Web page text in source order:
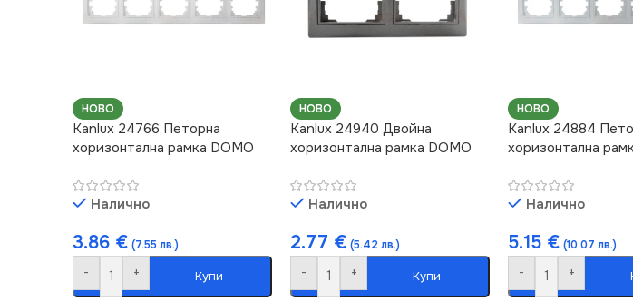
НОВО
Kanlux 24766 Петорна
хоризонтална рамка DOMO
Налично
3.86 € (7.55 лв.)
- + Купи
НОВО
Kanlux 24940 Двойна
хоризонтална рамка DOMO
Налично
2.77 € (5.42 лв.)
- + Купи
НОВО
Kanlux 24884
хоризонтална
Налично
5.15 € (10.07 лв.)
- +